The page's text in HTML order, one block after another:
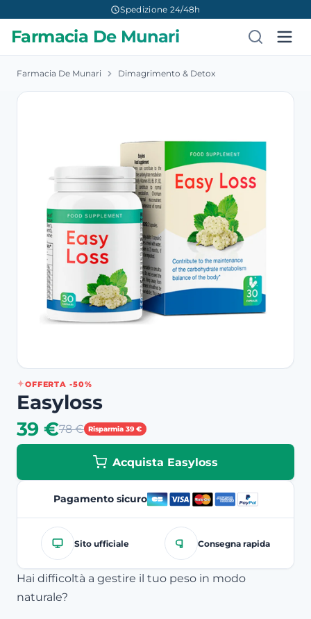
Spedizione 24/48h
Farmacia De Munari
Farmacia De Munari Dimagrimento & Detox
OFFERTA -50%
Easyloss
39 €78 € Risparmia 39 €
Acquista Easyloss
Pagamento sicuro
Sito ufficiale Consegna rapida
Hai difficoltà a gestire il tuo peso in modo
naturale?